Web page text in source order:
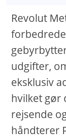
Revolut
udgifter,
eksklusiv
hvilket gør
rejsende
håndterer